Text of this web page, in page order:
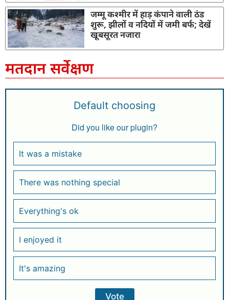
जम्मू कश्मीर में हाड़ कंपाने वाली ठंड
शुरू, झीलों व नदियों में जमी बर्फ; देखें
खूबसूरत नजारा
मतदान सर्वेक्षण
Default choosing
Did you like our plugin?
It was a mistake
There was nothing special
Everything's ok
I enjoyed it
It's amazing